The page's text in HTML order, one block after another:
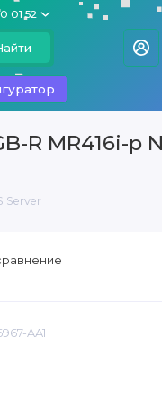
01 52
R MR416i-p
Server
AA1